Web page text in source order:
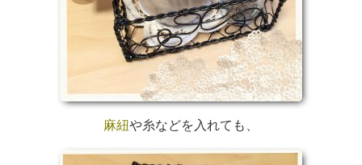
麻紐や糸などを入れても、